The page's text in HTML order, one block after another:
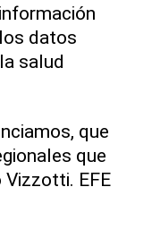
datos
salud
que
que
EFE